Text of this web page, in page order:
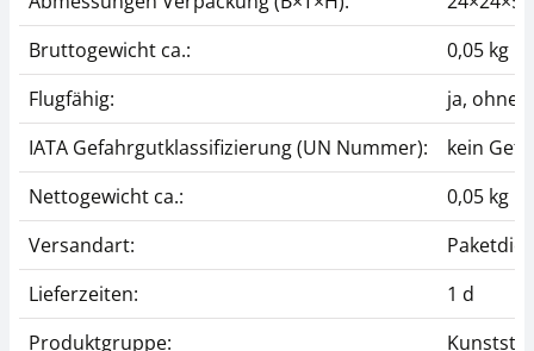
Bruttogewicht ca.:
0,05 kg
Flugfähig:
ja, ohne
IATA Gefahrgutklassifizierung (UN Nummer):
kein
Nettogewicht ca.:
0,05 kg
Versandart:
Lieferzeiten:
1 d
Produktgruppe: